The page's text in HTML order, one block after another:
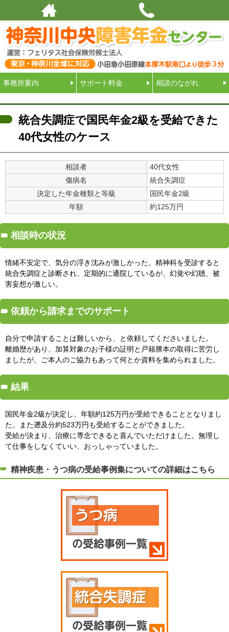
厚木で障害年金ならお任せください！神奈川県中央エリア一帯をサポート｜運
営：フェリタス社会保険労務士法人
事務所案内 サポート料金 相談のながれ
統合失調症で国民年金2級を受給できた
40代女性のケース
相談者
40代女性
傷病名
統合失調症
決定した年金種類と等級
国民年金2級
年額
約125万円
相談時の状況
情緒不安定で、気分の浮き沈みが激しかった。精神科を受診すると
統合失調症と診断され、定期的に通院しているが、幻覚や幻聴、被
害妄想が激しい。
依頼から請求までのサポート
自分で申請することは難しいから、と依頼してくださいました。
離婚歴があり、加算対象のお子様の証明と戸籍謄本の取得に苦労し
ましたが、ご本人のご協力もあって何とか資料を集められました。
結果
国民年金2級が決定し、年額約125万円が受給できることとなりまし
た。また遡及分約523万円も受給することができました。
受給が決まり、治療に専念できると喜んでいただけました。無理し
て仕事をしなくていい、おっしゃっていました。
精神疾患・うつ病の受給事例集についての詳細はこちら